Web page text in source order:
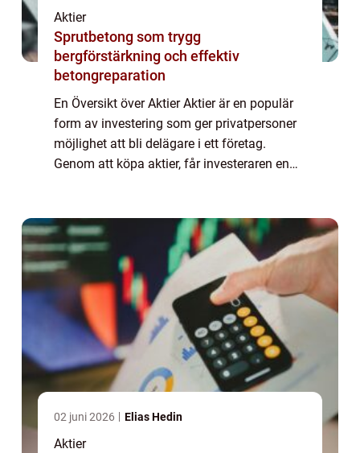
Aktier
Sprutbetong som trygg
bergförstärkning och effektiv
betongreparation
En Översikt över Aktier Aktier är en populär
form av investering som ger privatpersoner
möjlighet att bli delägare i ett företag.
Genom att köpa aktier, får investeraren en
02 juni 2026 Elias Hedin
Aktier